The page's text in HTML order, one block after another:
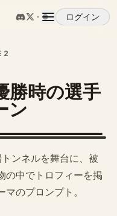
ログイン
2
勝時の選手
ン
ンネルを舞台に、被
の中でトロフィーを掲
のプロンプト。